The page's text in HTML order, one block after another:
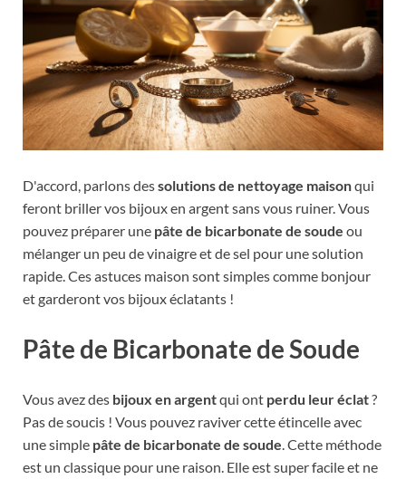
D'accord, parlons dessolutions de nettoyage maisonqui
feront briller vos bijoux en argent sans vous ruiner. Vous
pouvez préparer une pâte de bicarbonate de soude ou
mélanger un peu de vinaigre et de sel pour une solution
rapide. Ces astuces maison sont simples comme bonjour
et garderont vos bijoux éclatants !
Pâte de Bicarbonate de Soude
Vous avez des bijoux en argentqui ont perdu leur éclat?
Pas de soucis ! Vous pouvez raviver cette étincelle avec
une simple pâte de bicarbonate de soude. Cette méthode
est un classique pour une raison. Elle est super facile et ne